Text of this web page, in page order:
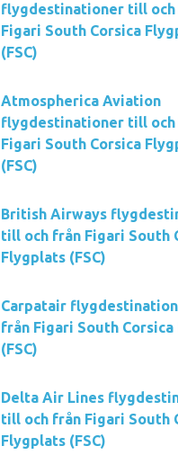
flygdestinationer till och
Figari South Corsica
(FSC)
Atmospherica Aviation
flygdestinationer till och
Figari South Corsica
(FSC)
British Airways
till och från Figari South
Flygplats (FSC)
Carpatair
från Figari South
(FSC)
Delta Air Lines
till och från Figari South
Flygplats (FSC)